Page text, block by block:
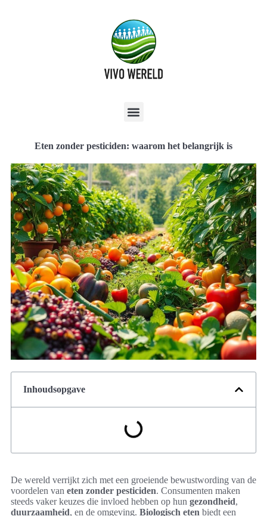
Eten zonder pesticiden: waarom het belangrijk is
Inhoudsopgave
De wereld verrijkt zich met een groeiende bewustwording van de
voordelen van eten zonder pesticiden. Consumenten maken
steeds vaker keuzes die invloed hebben op hun gezondheid,
duurzaamheid, en de omgeving. Biologisch eten biedt een